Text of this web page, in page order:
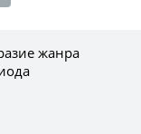
жанра